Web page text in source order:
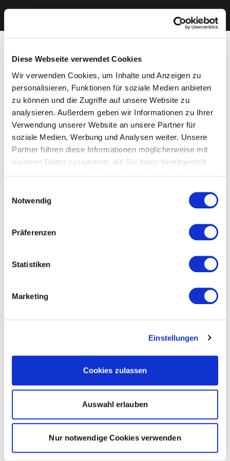
Diese Webseite verwendet Cookies
Wir verwenden Cookies, um Inhalte und Anzeigen zu
personalisieren, Funktionen für soziale Medien anbieten
zu können und die Zugriffe auf unsere Website zu
analysieren. Außerdem geben wir Informationen zu Ihrer
Verwendung unserer Website an unsere Partner für
soziale Medien, Werbung und Analysen weiter. Unsere
Partner führen diese Informationen möglicherweise mit
weiteren Daten zusammen, die Sie ihnen bereitgestellt
Cookies, wenn Sie unsere Webseite weiterhin nutzen.
Notwendig
Präferenzen
Statistiken
Marketing
Einstellungen
Cookies zulassen
Auswahl erlauben
Nur notwendige Cookies verwenden